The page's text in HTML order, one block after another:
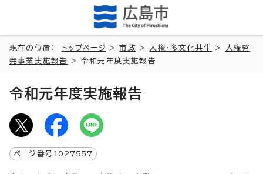
現在の位置： トップページ >市政 > 人権・多文化共生 >
人権啓
発事業実施報告
> 令和元年度実施報告
令和元年度実施報告
ページ番号 1027557